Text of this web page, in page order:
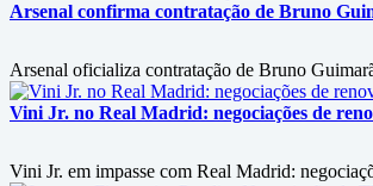
Arsenal confirma contratação de Bruno
Arsenal oficializa contratação de Bruno
Vini Jr. no Real Madrid: negociações de
Vini Jr. em impasse com Real Madrid: